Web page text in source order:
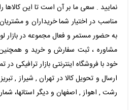
نمایید . سعی ما بر آن است تا این
مناسب در اختیار شما خریداران و
به حضور مستمر و فعال مجموعه در بازار
مشاوره ، ثبت سفارش و خرید و
خود با فروشگاه اینترنتی بازار ترافیکی
ارسال و تحویل کالا در تهران , شیراز ,
رشت , اهواز , اصفهان و دیگر استانها،